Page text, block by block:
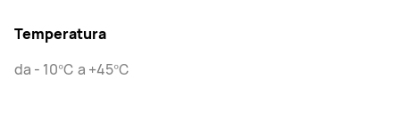
Temperatura
da - 10℃ a +45℃